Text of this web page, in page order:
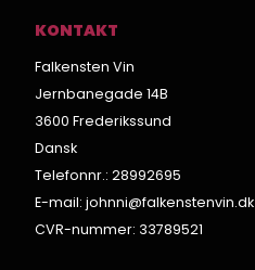
KONTAKT
Falkensten Vin
Jernbanegade 14B
3600 Frederikssund
Dansk
Telefonnr.: 28992695
E-mail: johnni@falkenstenvin.dk
CVR-nummer: 33789521